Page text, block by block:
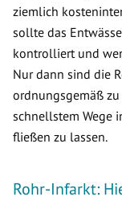
ziemlich
sollte das
kontrolliert und
Nur dann sind die
ordnungsgemäß
schnellstem Wege
fließen zu lassen.
Rohr-Infarkt: